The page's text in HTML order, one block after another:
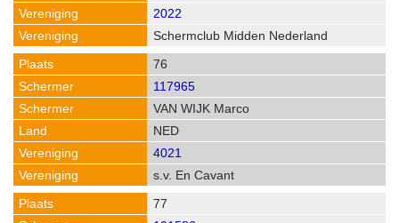
2022
Schermclub Midden Nederland
76
117965
VAN WIJK Marco
NED
4021
s.v. En Cavant
77